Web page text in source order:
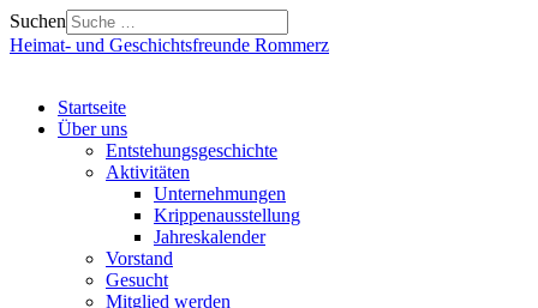
Suchen
Heimat- und Geschichtsfreunde Rommerz
Startseite
Über uns
Entstehungsgeschichte
Aktivitäten
Unternehmungen
Krippenausstellung
Jahreskalender
Vorstand
Gesucht
Mitglied werden